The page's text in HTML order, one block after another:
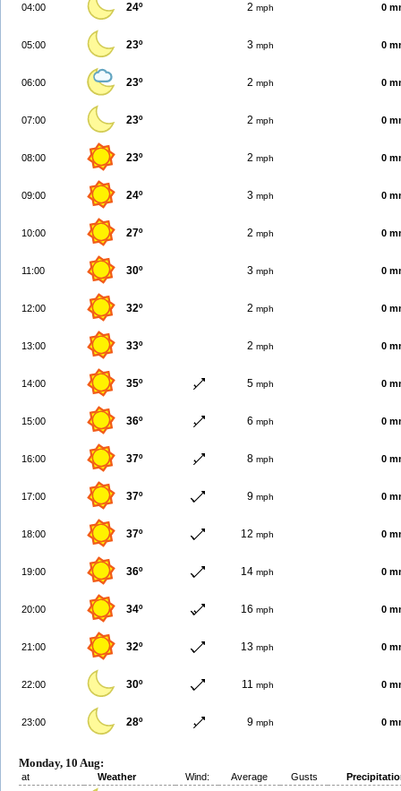
04:00 24º 2 mph 0
05:00 23º 3 mph 0
06:00 23º 2 mph 0
07:00 23º 2 mph 0
08:00 23º 2 mph 0
09:00 24º 3 mph 0
10:00 27º 2 mph 0
11:00 30º 3 mph 0
12:00 32º 2 mph 0
13:00 33º 2 mph 0
14:00 35º 5 mph 0
15:00 36º 6 mph 0
16:00 37º 8 mph 0
17:00 37º 9 mph 0
18:00 37º 12 mph 0
19:00 36º 14 mph 0
20:00 34º 16 mph 0
21:00 32º 13 mph 0
22:00 30º 11 mph 0
23:00 28º 9 mph 0
Monday, 10 Aug:
at Weather Wind: Average Gusts